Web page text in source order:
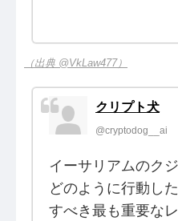
（出典 @VkLaw477）
クリプト犬
@cryptodog__ai
イーサリアムのク
どのように行動し
すべき最も重要な